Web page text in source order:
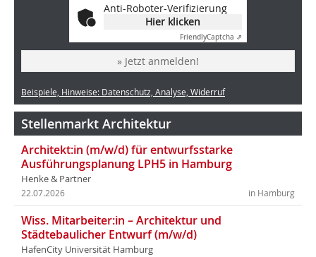
Anti-Roboter-Verifizierung
Hier klicken
FriendlyCaptcha ⇗
» Jetzt anmelden!
Beispiele, Hinweise: Datenschutz, Analyse, Widerruf
Stellenmarkt Architektur
Architekt:in (m/w/d) für entwurfsstarke
Ausführungsplanung LPH5 in Hamburg
Henke & Partner
in Hamburg
22.07.2026
Wiss. Mitarbeiter:in – Architektur und
Städtebaulicher Entwurf (m/w/d)
HafenCity Universität Hamburg